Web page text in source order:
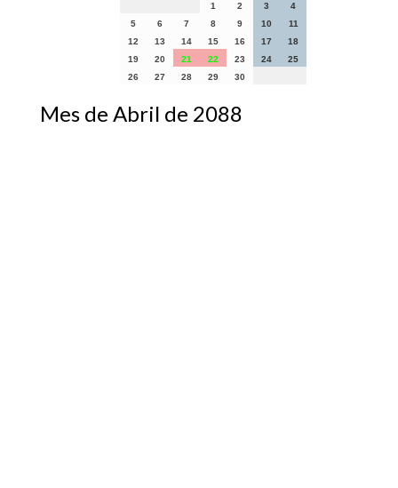
1
2 3
4
5
6 7 8 9 10
11
12
13 14 15 16 17
18
19
20 21 22 23 24
25
26
27 28 29 30
Mes de Abril de 2088